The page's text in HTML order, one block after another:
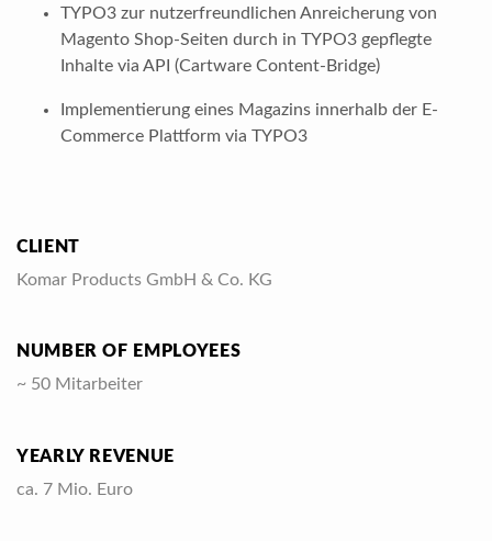
TYPO3 zur nutzerfreundlichen Anreicherung von
Magento Shop-Seiten durch in TYPO3 gepflegte
Inhalte via API (Cartware Content-Bridge)
Implementierung eines Magazins innerhalb der E-
Commerce Plattform via TYPO3
CLIENT
Komar Products GmbH & Co. KG
NUMBER OF EMPLOYEES
~ 50 Mitarbeiter
YEARLY REVENUE
ca. 7 Mio. Euro